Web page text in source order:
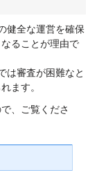
健全な運営を確保
ることが理由で
は審査が困難なと
ます。
、ご覧くださ